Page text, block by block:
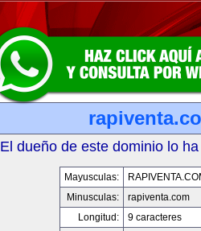
El dueño de este dominio lo
Mayusculas:
Minusculas:
rapiventa.com
Longitud:
9 caracteres